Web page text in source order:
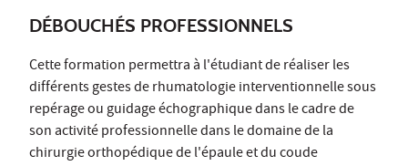
DÉBOUCHÉS PROFESSIONNELS
Cette formation permettra à l'étudiant de réaliser les
différents gestes de rhumatologie interventionnelle sous
repérage ou guidage échographique dans le cadre de
son activité professionnelle dans le domaine de la
chirurgie orthopédique de l'épaule et du coude